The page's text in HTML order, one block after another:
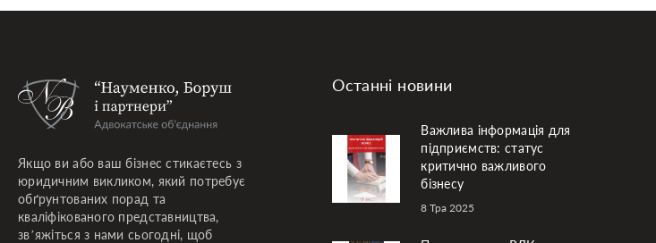
Якщо ви або ваш бізнес стикаєтесь з
юридичним викликом, який потребує
обґрунтованих порад та
кваліфікованого представництва,
зв’яжіться з нами сьогодні, щоб
Останні новини
Важлива інформація для
підприємств: статус
критично важливого
бізнесу
8 Тра 2025